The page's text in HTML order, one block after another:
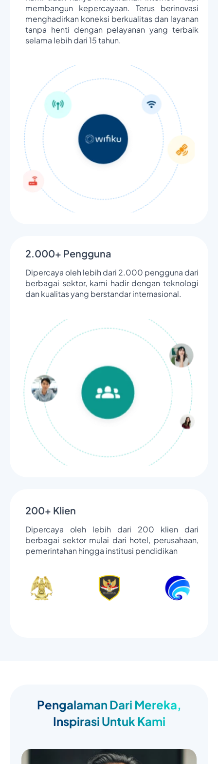
membangun kepercayaan. Terus berinovasi
menghadirkan koneksi berkualitas dan layanan
tanpa henti dengan pelayanan yang terbaik
selama lebih dari 15 tahun.
2.000+ Pengguna
Dipercaya oleh lebih dari 2.000 pengguna dari
berbagai sektor, kami hadir dengan teknologi
dan kualitas yang berstandar internasional.
200+ Klien
Dipercaya oleh lebih dari 200 klien dari
berbagai sektor mulai dari hotel, perusahaan,
pemerintahan hingga institusi pendidikan
Pengalaman Dari Mereka,
Inspirasi Untuk Kami